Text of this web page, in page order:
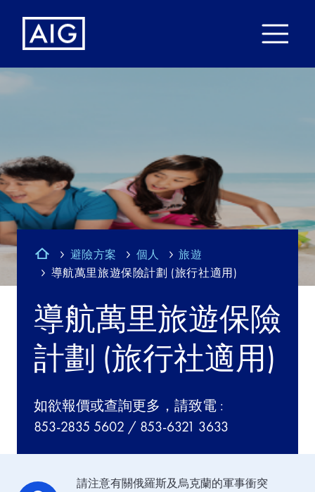
避險方案 個人
旅遊
導航萬里旅遊保險計劃 (旅行社適用)
導航萬里旅遊保險
計劃 (旅行社適用)
如欲報價或查詢更多，請致電 :
853-2835 5602 / 853-6321 3633
請注意有關俄羅斯及烏克蘭的軍事衝突